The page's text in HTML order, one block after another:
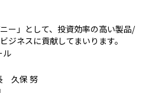
ー」として、投資効率の高い製品/
ジネスに貢献してまいります。
ル
久保 努